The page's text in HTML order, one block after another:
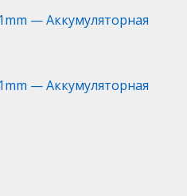
— Аккумуляторная
— Аккумуляторная